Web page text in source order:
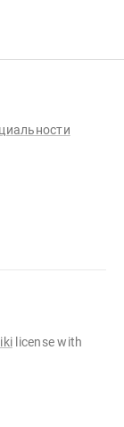
license with